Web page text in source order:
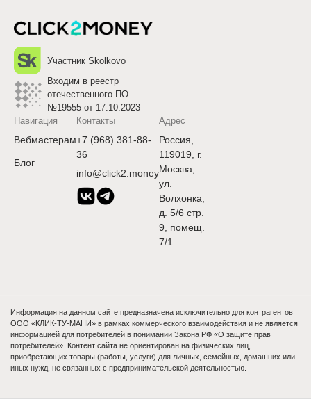
Участник Skolkovo
Входим в реестр
отечественного ПО
№19555 от 17.10.2023
Навигация
Вебмастерам
Блог
Контакты
+7 (968) 381-88-
36
info@click2.money
Адрес
Россия,
119019, г.
Москва,
ул.
Волхонка,
д. 5/6 стр.
9, помещ.
7/1
Информация на данном сайте предназначена исключительно для контрагентов
ООО «КЛИК-ТУ-МАНИ» в рамках коммерческого взаимодействия и не является
информацией для потребителей в понимании Закона РФ «О защите прав
потребителей». Контент сайта не ориентирован на физических лиц,
приобретающих товары (работы, услуги) для личных, семейных, домашних или
иных нужд, не связанных с предпринимательской деятельностью.